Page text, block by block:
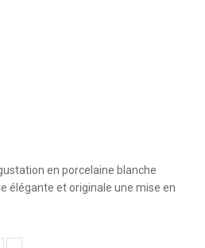
en porcelaine blanche
élégante et originale une mise en